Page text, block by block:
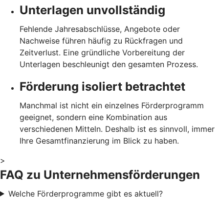
Unterlagen unvollständig
Fehlende Jahresabschlüsse, Angebote oder
Nachweise führen häufig zu Rückfragen und
Zeitverlust. Eine gründliche Vorbereitung der
Unterlagen beschleunigt den gesamten Prozess.
Förderung isoliert betrachtet
Manchmal ist nicht ein einzelnes Förderprogramm
geeignet, sondern eine Kombination aus
verschiedenen Mitteln. Deshalb ist es sinnvoll, immer
Ihre Gesamtfinanzierung im Blick zu haben.
>
FAQ zu Unternehmensförderungen
Welche Förderprogramme gibt es aktuell?